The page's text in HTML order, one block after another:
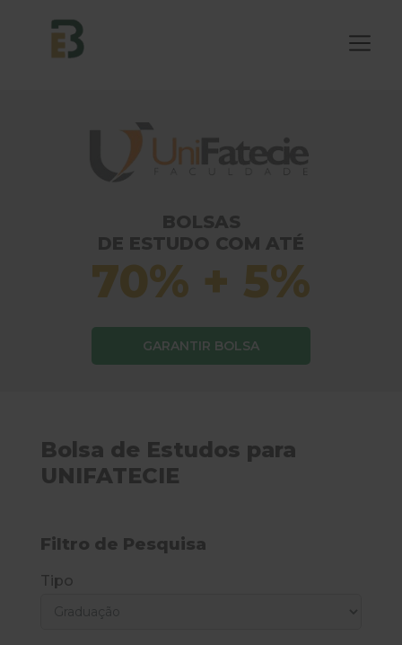
BOLSAS
DE ESTUDO COM ATÉ
70% + 5%
GARANTIR BOLSA
Bolsa de Estudos para
UNIFATECIE
Filtro de Pesquisa
Tipo